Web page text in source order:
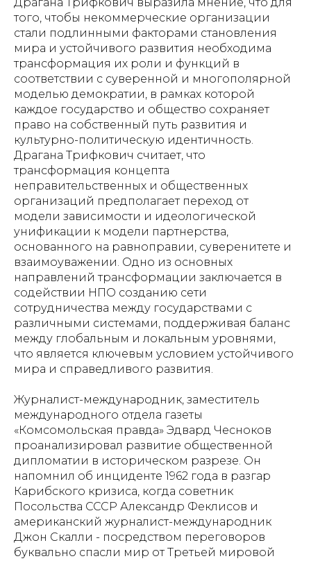
того, чтобы некоммерческие организации
стали подлинными факторами становления
мира и устойчивого развития необходима
трансформация их роли и функций в
соответствии с суверенной и многополярной
моделью демократии, в рамках которой
каждое государство и общество сохраняет
право на собственный путь развития и
культурно-политическую идентичность.
Драгана Трифкович считает, что
трансформация концепта
неправительственных и общественных
организаций предполагает переход от
модели зависимости и идеологической
унификации к модели партнерства,
основанного на равноправии, суверенитете и
взаимоуважении. Одно из основных
направлений трансформации заключается в
содействии НПО созданию сети
сотрудничества между государствами с
различными системами, поддерживая баланс
между глобальным и локальным уровнями,
что является ключевым условием устойчивого
мира и справедливого развития.
Журналист-международник, заместитель
международного отдела газеты
«Комсомольская правда» Эдвард Чесноков
проанализировал развитие общественной
дипломатии в историческом разрезе. Он
напомнил об инциденте 1962 года в разгар
Карибского кризиса, когда советник
Посольства СССР Александр Феклисов и
американский журналист-международник
Джон Скалли - посредством переговоров
буквально спасли мир от Третьей мировой